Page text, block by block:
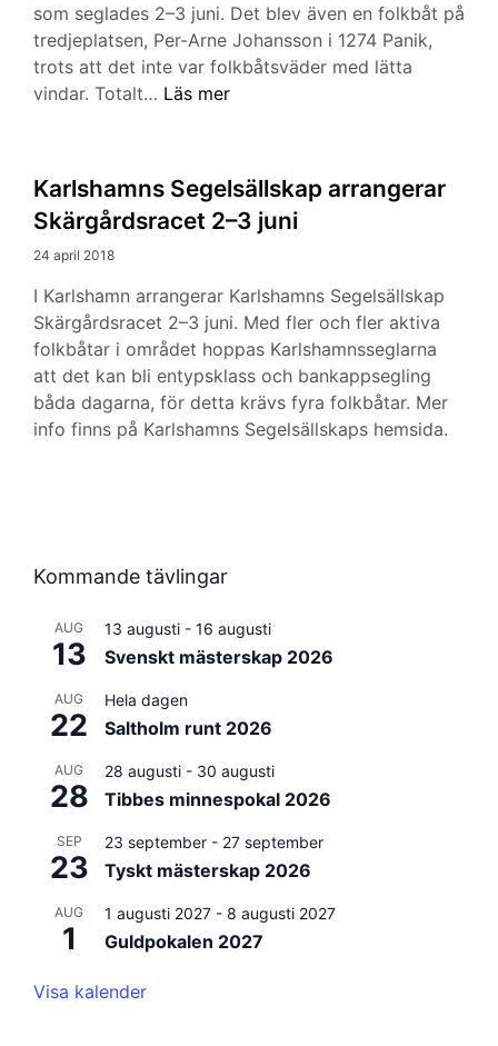
som seglades 2–3 juni. Det blev även en folkbåt på
tredjeplatsen, Per-Arne Johansson i 1274 Panik,
trots att det inte var folkbåtsväder med lätta
vindar. Totalt… Folkbåt
Skärgårdsrace
Läs mer
Karlshamns Segelsällskap arrangerar
Skärgårdsracet 2–3 juni
24 april 2018
I Karlshamn arrangerar Karlshamns Segelsällskap
Skärgårdsracet 2–3 juni. Med fler och fler aktiva
folkbåtar i området hoppas Karlshamnsseglarna
att det kan bli entypsklass och bankappsegling
båda dagarna, för detta krävs fyra folkbåtar. Mer
info finns på Karlshamns Segelsällskaps hemsida.
Kommande tävlingar
AUG
13
13 augusti - 16 augusti
Svenskt mästerskap 2026
AUG
22
Hela dagen
Saltholm runt 2026
AUG
28
28 augusti - 30 augusti
Tibbes minnespokal 2026
SEP
23
23 september - 27 september
Tyskt mästerskap 2026
AUG
1
1 augusti 2027 - 8 augusti 2027
Guldpokalen 2027
Visa kalender